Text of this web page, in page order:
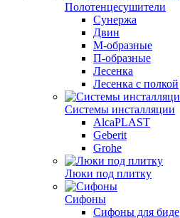
Полотенцесушители
Сунержа
Двин
М-образные
П-образные
Лесенка
Лесенка с полкой
Системы инсталляции
AlcaPLAST
Geberit
Grohe
Люки под плитку
Сифоны
Сифoны для биде